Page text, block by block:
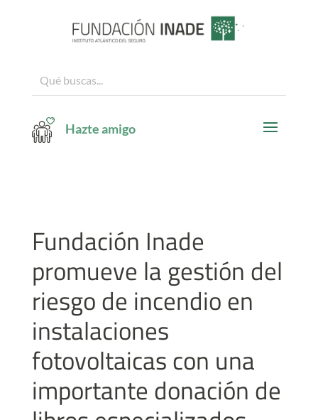
Hazte amigo
Fundación Inade
promueve la gestión del
riesgo de incendio en
instalaciones
fotovoltaicas con una
importante donación de